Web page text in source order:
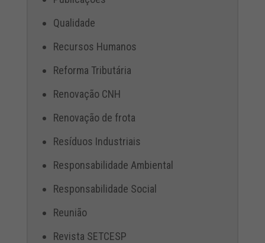
Qualidade
Recursos Humanos
Reforma Tributária
Renovação CNH
Renovação de frota
Resíduos Industriais
Responsabilidade Ambiental
Responsabilidade Social
Reunião
Revista SETCESP